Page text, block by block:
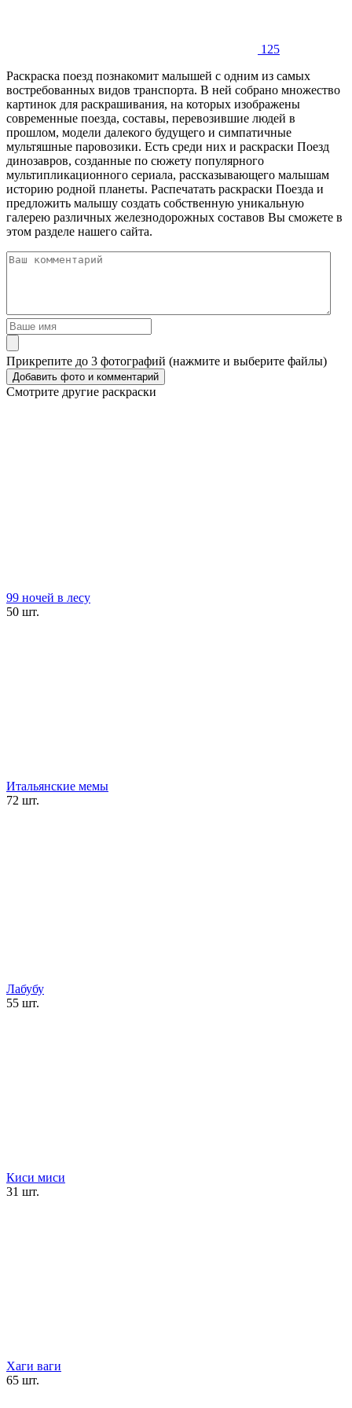
125
Раскраска поезд познакомит малышей с одним из самых
востребованных видов транспорта. В ней собрано множество
картинок для раскрашивания, на которых изображены
современные поезда, составы, перевозившие людей в
прошлом, модели далекого будущего и симпатичные
мультяшные паровозики. Есть среди них и раскраски Поезд
динозавров, созданные по сюжету популярного
мультипликационного сериала, рассказывающего малышам
историю родной планеты. Распечатать раскраски Поезда и
предложить малышу создать собственную уникальную
галерею различных железнодорожных составов Вы сможете в
этом разделе нашего сайта.
Прикрепите до 3 фотографий (нажмите и выберите файлы)
Смотрите другие раскраски
99 ночей в лесу
50 шт.
Итальянские мемы
72 шт.
Лабубу
55 шт.
Киси миси
31 шт.
Хаги ваги
65 шт.